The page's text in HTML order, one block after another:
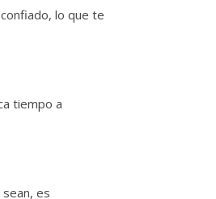
lo que te
tiempo a
es